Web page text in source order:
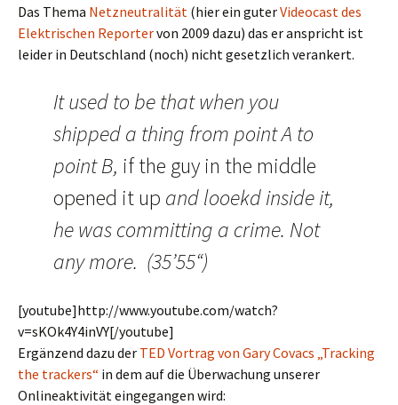
Das Thema Netzneutralität (hier ein guterVideocast des
Elektrischen Reportervon 2009 dazu) das er anspricht ist
leider in Deutschland (noch) nicht gesetzlich verankert.
It used to be that when you
shipped a thing from point A to
point B, if the guy in the middle
opened it up and looekd inside it,
he was committing a crime. Not
any more. (35’55“)
[youtube]http://www.youtube.com/watch?
v=sKOk4Y4inVY[/youtube]
Ergänzend dazu der TED Vortrag von Gary Covacs „Tracking
the trackers“ in dem auf die Überwachung unserer
Onlineaktivität eingegangen wird: